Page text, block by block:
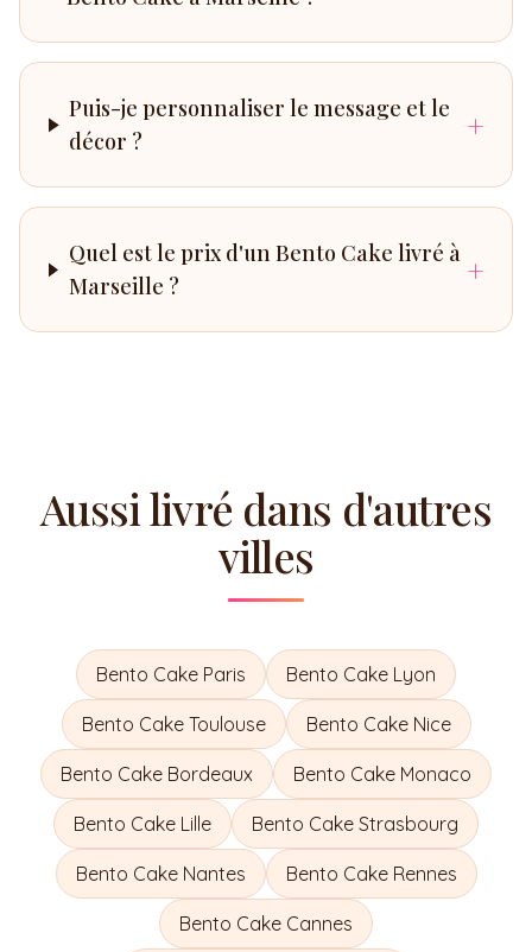
Puis-je personnaliser le message et le
décor ?
+
Quel est le prix d'un Bento Cake livré à
Marseille ?
+
Aussi livré dans d'autres
villes
Bento Cake Paris Bento Cake Lyon
Bento Cake Toulouse Bento Cake Nice
Bento Cake Bordeaux Bento Cake Monaco
Bento Cake Lille Bento Cake Strasbourg
Bento Cake Nantes Bento Cake Rennes
Bento Cake Cannes